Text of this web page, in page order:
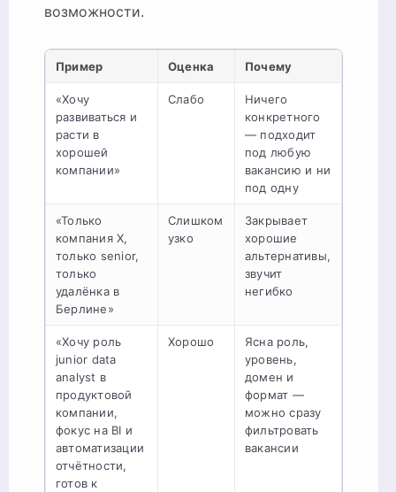
возможности.
Пример Оценка Почему
«Хочу
развиваться и
расти в
хорошей
компании»
Слабо
Ничего
конкретного
— подходит
под любую
вакансию и ни
под одну
«Только
компания X,
только senior,
только
удалёнка в
Берлине»
Слишком
узко
Закрывает
хорошие
альтернативы,
звучит
негибко
«Хочу роль
junior data
analyst в
продуктовой
компании,
фокус на BI и
автоматизации
отчётности,
готов к
Хорошо
Ясна роль,
уровень,
домен и
формат —
можно сразу
фильтровать
вакансии